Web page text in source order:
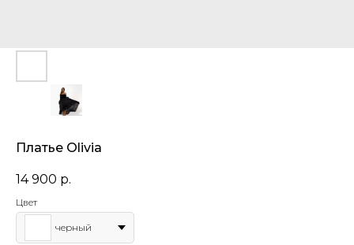
Платье Olivia
14 900 р.
Цвет
черный